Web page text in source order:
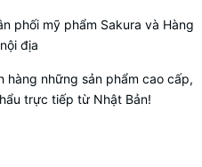
phối mỹ phẩm Sakura và Hàng
địa
hàng những sản phẩm cao cấp,
trực tiếp từ Nhật Bản!